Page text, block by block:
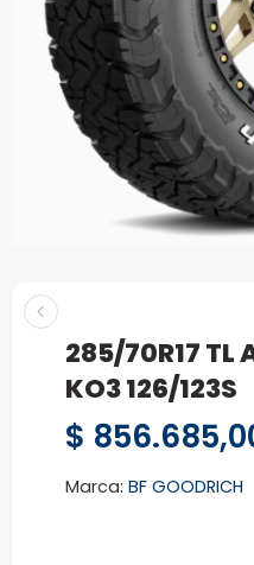
285/70R17 TL
KO3 126/123S
$
Marca: BF GOODRICH